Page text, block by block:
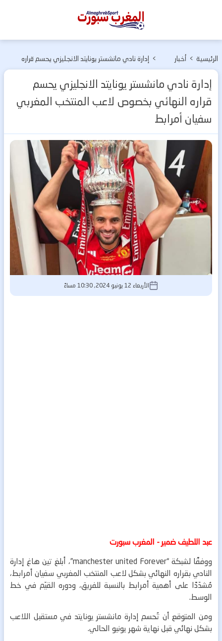
المغرب
الرئيسية > أخبار
المغربية
> إدارة نادي مانشستر يونايتد الانجليزي يحسم قراره
أمرابط
إدارة نادي مانشستر يونايتد الانجليزي يحسم
قراره النهائي بخصوص لاعب المنتخب المغربي
سفيان أمرابط
الأربعاء 12 يونيو 2024, 10:30 مساءً
عبد اللطيف ضمير - المغرب سبورت
ووفقًا لشبكة “manchester united Forever”، أبلغ تين هاغ إدارة
النادي بقراره النهائي بشكل لاعب المنتخب المغربي سفيان أمرابط،
مُشدّدًا على أهمية أمرابط بالنسبة للفريق، ودوره القيّم في خط
الوسط.
ومن المتوقع أن تُحسم إدارة مانشستر يونايتد في مستقبل اللاعب
بشكل نهائي قبل نهاية شهر يونيو الحالي.